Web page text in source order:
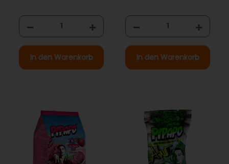
In den Warenkorb In den Warenkorb